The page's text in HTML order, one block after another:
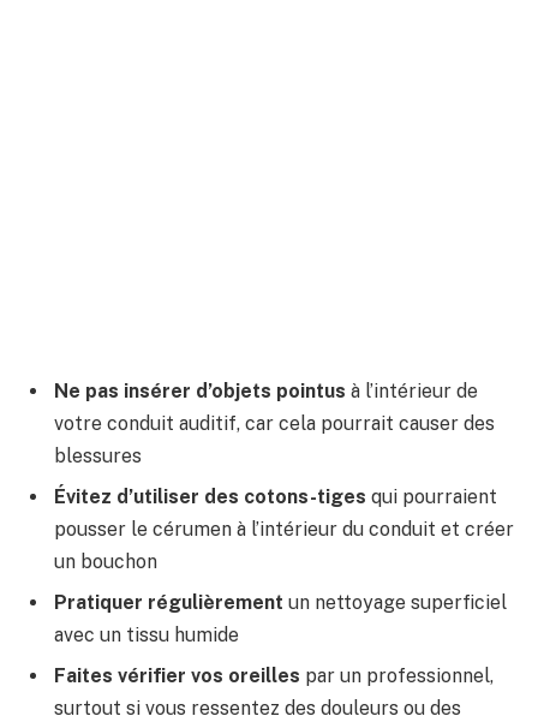
Ne pas insérer d’objets pointus à l’intérieur de
votre conduit auditif, car cela pourrait causer des
blessures
Évitez d’utiliser des cotons-tiges qui pourraient
pousser le cérumen à l’intérieur du conduit et créer
un bouchon
Pratiquer régulièrement un nettoyage superficiel
avec un tissu humide
Faites vérifier vos oreilles par un professionnel,
surtout si vous ressentez des douleurs ou des